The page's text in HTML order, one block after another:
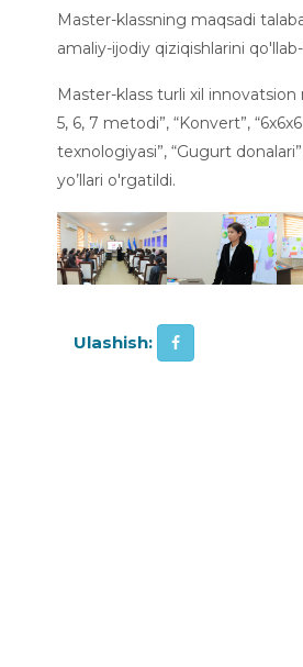
Master-klassning maqsadi
amaliy-ijodiy qiziqishlarini
Master-klass turli xil innovatsion
5, 6, 7 metodi”, “Konvert”,
texnologiyasi”, “Gugurt
yo’llari o'rgatildi.
Ulashish: